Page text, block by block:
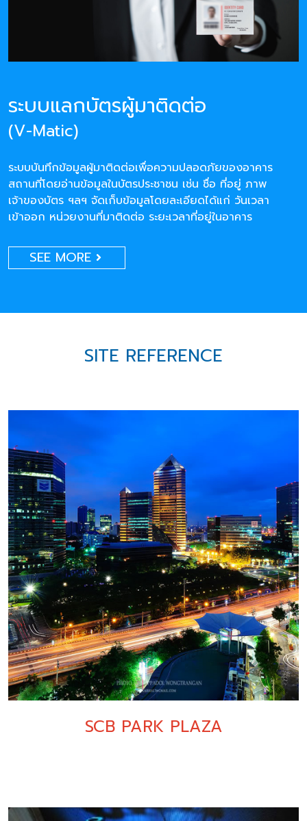
ระบบแลกบัตรผู้มาติดต่อ
(V-Matic)
ระบบบันทึกข้อมูลผู้มาติดต่อเพื่อความปลอดภัยของอาคาร
สถานที่โดยอ่านข้อมูลในบัตรประชาชน เช่น ชื่อ ที่อยู่ ภาพ
เจ้าของบัตร ฯลฯ จัดเก็บข้อมูลโดยละเอียดได้แก่ วันเวลา
เข้าออก หน่วยงานที่มาติดต่อ ระยะเวลาที่อยู่ในอาคาร
SEE MORE
SITE REFERENCE
SCB PARK PLAZA